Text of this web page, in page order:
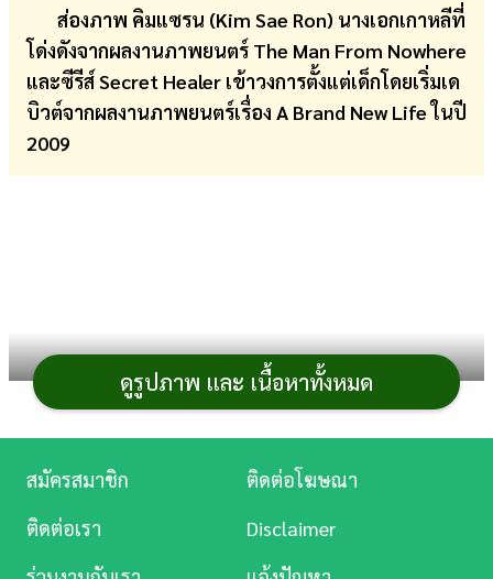
ส่องภาพ คิมแซรน (Kim Sae Ron) นางเอกเกาหลีที่
โด่งดังจากผลงานภาพยนตร์ The Man From Nowhere
และซีรีส์ Secret Healer เข้าวงการตั้งแต่เด็กโดยเริ่มเด
บิวต์จากผลงานภาพยนตร์เรื่อง A Brand New Life ในปี
2009
ดูรูปภาพ และ เนื้อหาทั้งหมด
ผล
บอล
สด
การ
เงิน
ดู
หนัง
สมัครสมาชิก
ติดต่อโฆษณา
ติดต่อเรา
Disclaimer